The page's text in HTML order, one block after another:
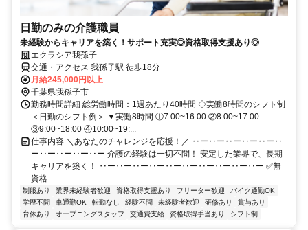
日勤のみの介護職員
未経験からキャリアを築く！サポート充実◎資格取得支援あり◎
エクラシア我孫子
交通・アクセス 我孫子駅 徒歩18分
月給245,000円以上
千葉県我孫子市
勤務時間詳細 総労働時間：1週あたり40時間 ◇実働8時間のシフト制
＜日勤のシフト例＞ ▼実働8時間 ①7:00~16:00 ②8:00~17:00
③9:00~18:00 ④10:00~19:...
仕事内容 ＼あなたのチャレンジを応援！／ ‥ー‥ー‥ー‥ー‥ー‥
ー‥ー‥ー‥ー‥ー 介護の経験は一切不問！ 安定した業界で、長期
キャリアを築く！ ‥ー‥ー‥ー‥ー‥ー‥ー‥ー‥ー‥ー‥ー ✅無
資格...
制服あり 業界未経験者歓迎 資格取得支援あり フリーター歓迎
バイク通勤OK
学歴不問
車通勤OK 転勤なし 経験不問 未経験者歓迎 研修あり
賞与あり
育休あり
オープニングスタッフ 交通費支給 資格取得手当あり シフト制